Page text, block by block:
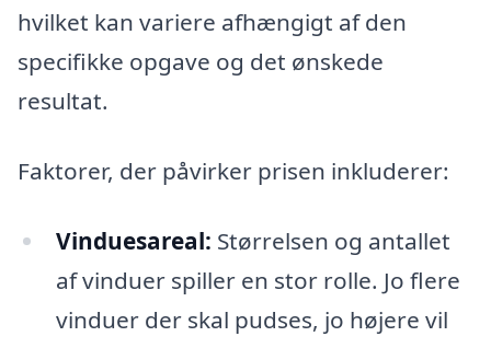
hvilket kan variere afhængigt af den
specifikke opgave og det ønskede
resultat.
Faktorer, der påvirker prisen inkluderer:
Vinduesareal: Størrelsen og antallet
af vinduer spiller en stor rolle. Jo flere
vinduer der skal pudses, jo højere vil